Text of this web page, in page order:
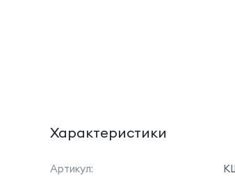
Характеристики
Артикул: